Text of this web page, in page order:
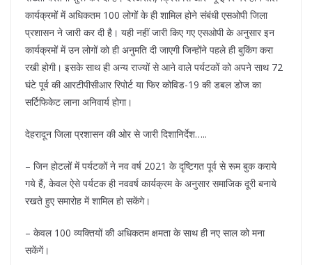
कार्यक्रमों में अधिकतम 100 लोगों के ही शामिल होने संबंधी एसओपी जिला
प्रशासन ने जारी कर दी है। यही नहीं जारी किए गए एसओपी के अनुसार इन
कार्यक्रमों में उन लोगों को ही अनुमति दी जाएगी जिन्होंने पहले ही बुकिंग करा
रखी होगी। इसके साथ ही अन्य राज्यों से आने वाले पर्यटकों को अपने साथ 72
घंटे पूर्व की आरटीपीसीआर रिपोर्ट या फिर कोविड-19 की डबल डोज का
सर्टिफिकेट लाना अनिवार्य होगा।
देहरादून जिला प्रशासन की ओर से जारी दिशानिर्देश…..
– जिन होटलों में पर्यटकों ने नव वर्ष 2021 के दृष्टिगत पूर्व से रूम बुक कराये
गये हैं, केवल ऐसे पर्यटक ही नववर्ष कार्यक्रम के अनुसार समाजिक दूरी बनाये
रखते हुए समारोह में शामिल हो सकेंगे।
– केवल 100 व्यक्तियों की अधिकतम क्षमता के साथ ही नए साल को मना
सकेंगें।